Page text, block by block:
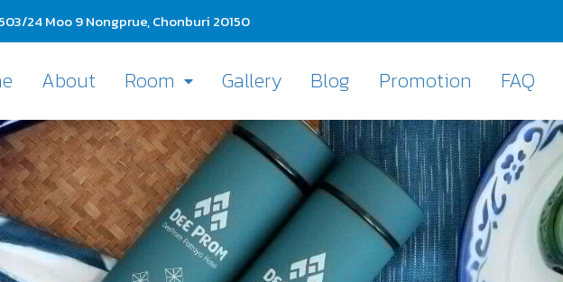
503/24 Moo 9 Nongprue, Chonburi 20150
About Room Gallery Blog Promotion FAQ